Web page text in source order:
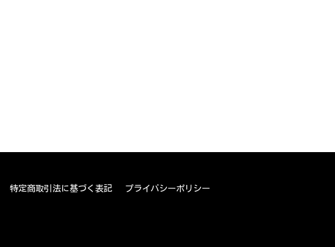
特定商取引法に基づく表記 プライバシーポリシー